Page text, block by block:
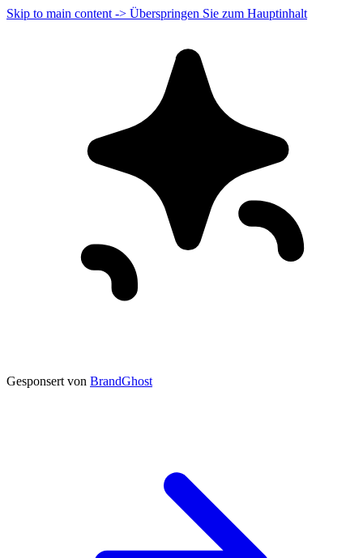
Skip to main content -> Überspringen Sie zum Hauptinhalt
Gesponsert von BrandGhost